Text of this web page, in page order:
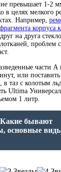
превышает 1-2
в целях мелкого
Например,
корпуса
на друга
проблем
части
или
в таз с колотым
Ultima
1 литр.
Какие бывают
основные